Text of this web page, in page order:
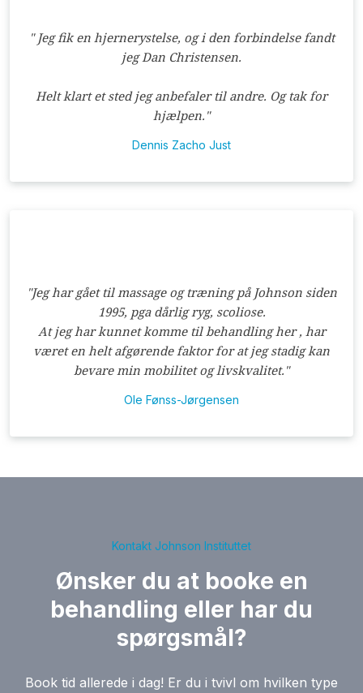
​"​ Jeg fik en hjernerystelse, og i den forbindelse fandt
jeg Dan Christensen.
Helt klart et sted jeg anbefaler til andre. Og tak for
hjælpen."​
Dennis Zacho Just
​"​Jeg har gået til massage og træning på Johnson siden
1995, pga dårlig ryg, scoliose.
At jeg har kunnet komme til behandling her , har
været en helt afgørende faktor for at jeg stadig kan
bevare min mobilitet og livskvalitet."
Ole Fønss-Jørgensen
Kontakt Johnson Instituttet
Ønsker du at booke en
behandling eller har du
spørgsmål?
Book tid allerede i dag! Er du i tvivl om hvilken type